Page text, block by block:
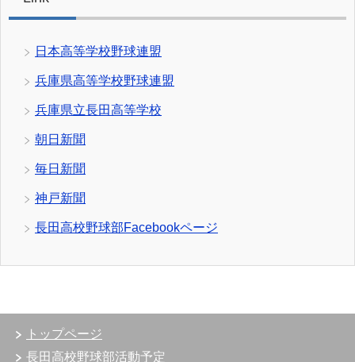
日本高等学校野球連盟
兵庫県高等学校野球連盟
兵庫県立長田高等学校
朝日新聞
毎日新聞
神戸新聞
長田高校野球部Facebookページ
トップページ
長田高校野球部活動予定